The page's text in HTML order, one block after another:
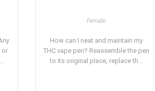
or
Female
How can I neat and maintain my
THC vape pen? Reassemble the pen
to its original place, replace th...